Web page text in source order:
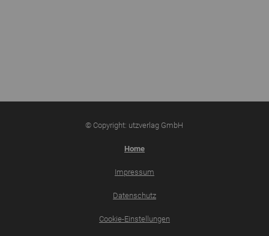
© Copyright: utzverlag GmbH
Home
Impressum
Datenschutz
Cookie-Einstellungen